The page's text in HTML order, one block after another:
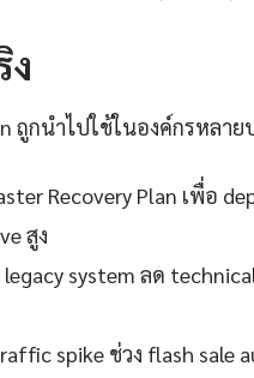
ถูกนำไปใช้ในองค์กรหลาย
Recovery Plan เพื่อ
สูง
system ลด
spike ช่วง flash sale